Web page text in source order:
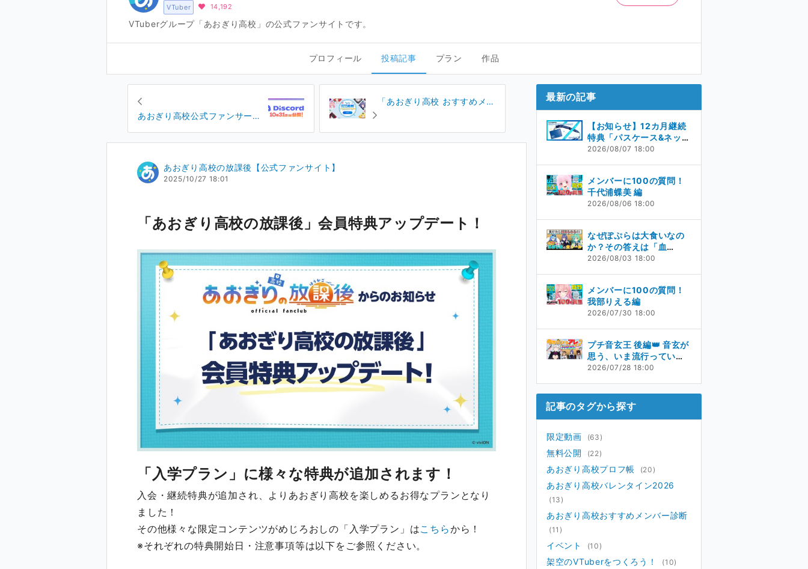
VTuber 14,192
VTuberグループ「あおぎり高校」の公式ファンサイトです。
プロフィール 投稿記事 プラン 作品
あおぎり高校公式ファンサーバ
「あおぎり高校 おすすめメン
あおぎり高校の放課後【公式ファンサイト】
2025/10/27 18:01
「あおぎり高校の放課後」会員特典アップデート！
「入学プラン」に様々な特典が追加されます！
入会・継続特典が追加され、よりあおぎり高校を楽しめるお得なプランとなり
ました！
その他様々な限定コンテンツがめじろおしの「入学プラン」はこちらから！
※それぞれの特典開始日・注意事項等は以下をご参照ください。
最新の記事
【お知らせ】12カ月継続
特典「パスケース&ネック
ストラップ」サンプル公
2026/08/07 18:00
メンバーに100の質問！
千代浦蝶美 編
2026/08/06 18:00
なぜぽぷらは大食いなの
か？その答えは「血
統」⁉
2026/08/03 18:00
メンバーに100の質問！
我部りえる編
2026/07/30 18:00
プチ音玄王 後編👑 音玄が
思う、いま流行っている
キャラクターとは！？
2026/07/28 18:00
記事のタグから探す
限定動画 (63)
無料公開 (22)
あおぎり高校プロフ帳 (20)
あおぎり高校バレンタイン2026
(13)
あおぎり高校おすすめメンバー診断
(11)
イベント (10)
架空のVTuberをつくろう！ (10)